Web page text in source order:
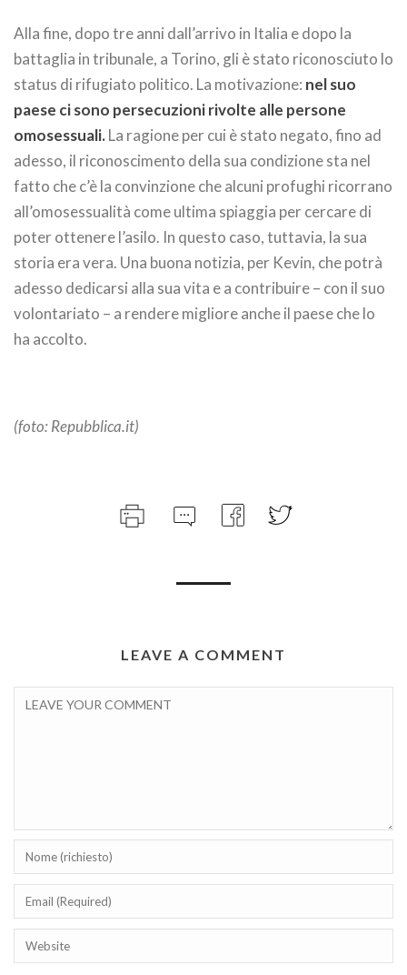
Alla fine, dopo tre anni dall’arrivo in Italia e dopo la
battaglia in tribunale, a Torino, gli è stato riconosciuto lo
status di rifugiato politico. La motivazione: nel suo
paese ci sono persecuzioni rivolte alle persone
omosessuali.La ragione per cui è stato negato, fino ad
adesso, il riconoscimento della sua condizione sta nel
fatto che c’è la convinzione che alcuni profughi ricorrano
all’omosessualità come ultima spiaggia per cercare di
poter ottenere l’asilo. In questo caso, tuttavia, la sua
storia era vera. Una buona notizia, per Kevin, che potrà
adesso dedicarsi alla sua vita e a contribuire – con il suo
volontariato – a rendere migliore anche il paese che lo
ha accolto.
(foto: Repubblica.it)
LEAVE A COMMENT